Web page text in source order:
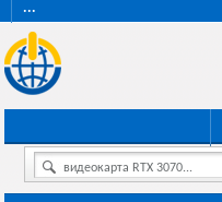
···
видеокарта RTX 3070...